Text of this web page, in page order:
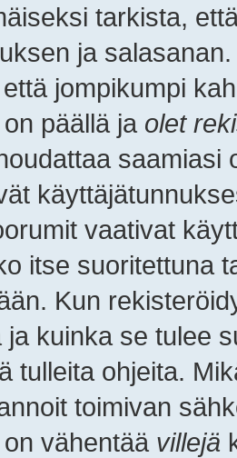
tarkista,
ja
jompikumpi
päällä ja olet
saamiasi
vaativat
itse suoritettuna
Kun
ja kuinka se tulee
tulleita ohjeita.
toimivan
vähentää villejä